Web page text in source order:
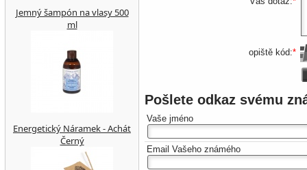
opiště kód:*
Pošlete odkaz svému
Vaše jméno
Email Vašeho známého
Jemný šampón na vlasy 500
ml
Energetický Náramek - Achát
Černý